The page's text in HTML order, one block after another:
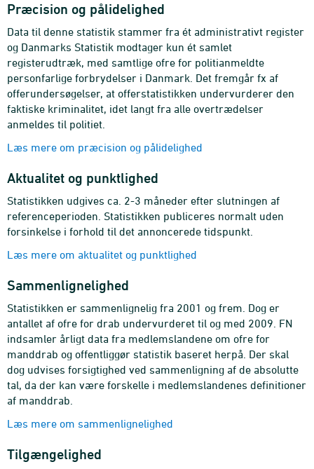
Præcision og pålidelighed
Data til denne statistik stammer fra ét administrativt register
og Danmarks Statistik modtager kun ét samlet
registerudtræk, med samtlige ofre for politianmeldte
personfarlige forbrydelser i Danmark. Det fremgår fx af
offerundersøgelser, at offerstatistikken undervurderer den
faktiske kriminalitet, idet langt fra alle overtrædelser
anmeldes til politiet.
Læs mere om præcision og pålidelighed
Aktualitet og punktlighed
Statistikken udgives ca. 2-3 måneder efter slutningen af
referenceperioden. Statistikken publiceres normalt uden
forsinkelse i forhold til det annoncerede tidspunkt.
Læs mere om aktualitet og punktlighed
Sammenlignelighed
Statistikken er sammenlignelig fra 2001 og frem. Dog er
antallet af ofre for drab undervurderet til og med 2009. FN
indsamler årligt data fra medlemslandene om ofre for
manddrab og offentliggør statistik baseret herpå. Der skal
dog udvises forsigtighed ved sammenligning af de absolutte
tal, da der kan være forskelle i medlemslandenes definitioner
af manddrab.
Læs mere om sammenlignelighed
Tilgængelighed